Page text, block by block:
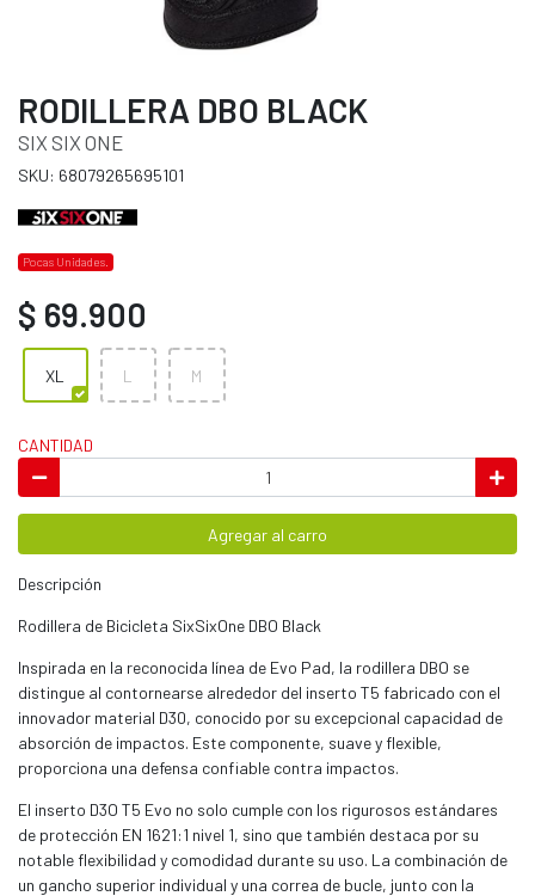
RODILLERA DBO BLACK
SIX SIX ONE
SKU: 68079265695101
Pocas Unidades.
$ 69.900
XL L M
CANTIDAD
Agregar al carro
Descripción
Rodillera de Bicicleta SixSixOne DBO Black
Inspirada en la reconocida línea de Evo Pad, la rodillera DBO se
distingue al contornearse alrededor del inserto T5 fabricado con el
innovador material D30, conocido por su excepcional capacidad de
absorción de impactos. Este componente, suave y flexible,
proporciona una defensa confiable contra impactos.
El inserto D3O T5 Evo no solo cumple con los rigurosos estándares
de protección EN 1621:1 nivel 1, sino que también destaca por su
notable flexibilidad y comodidad durante su uso. La combinación de
un gancho superior individual y una correa de bucle, junto con la